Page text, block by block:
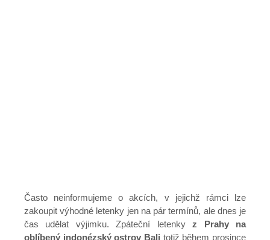
Často neinformujeme o akcích, v jejichž rámci lze
zakoupit výhodné letenky jen na pár termínů, ale dnes je
čas udělat výjimku. Zpáteční letenkyz Prahy na
oblíbený indonézský ostrov Bali totiž během prosince